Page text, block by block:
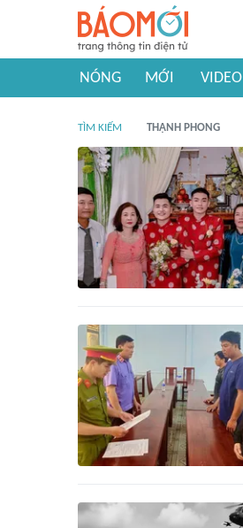
NÓNG MỚI VIDEO
TÌM KIẾM THẠNH PHONG